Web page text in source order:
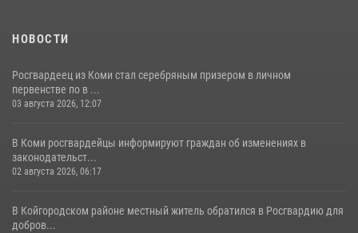
НОВОСТИ
Росгвардеец из Коми стал серебряным призером в личном
первенстве по в ...
03 августа 2026, 12:07
В Коми росгвардейцы информируют граждан об изменениях в
законодательст...
02 августа 2026, 06:17
В Койгородском районе местный житель обратился в Росгвардию для
добров...